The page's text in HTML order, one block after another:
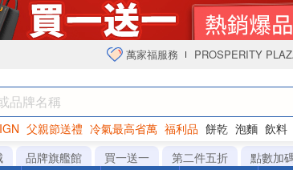
萬家福服務 PROSPERITY
父親節送禮 冷氣最高省萬 福利品 餅乾 泡麵 飲料
衛生紙
品牌旗艦館 買一送一 第二件五折 點數加